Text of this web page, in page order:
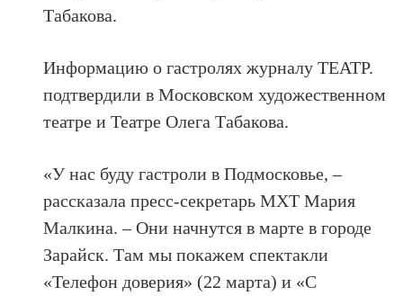
Табакова.
Информацию о гастролях журналу ТЕАТР.
подтвердили в Московском художественном
театре и Театре Олега Табакова.
«У нас буду гастроли в Подмосковье, –
рассказала пресс-секретарь МХТ Мария
Малкина. – Они начнутся в марте в городе
Зарайск. Там мы покажем спектакли
«Телефон доверия» (22 марта) и «С